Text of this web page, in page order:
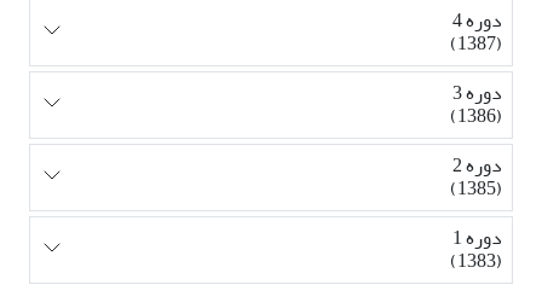
دوره 4
(1387)
دوره 3
(1386)
دوره 2
(1385)
دوره 1
(1383)